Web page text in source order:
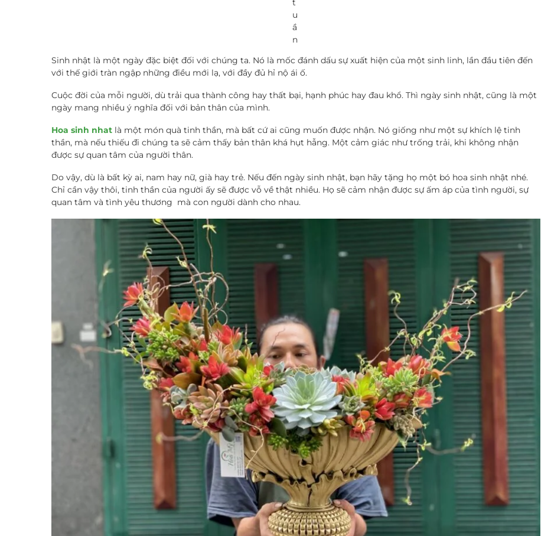
t
u
ầ
n
Sinh nhật là một ngày đặc biệt đối với chúng ta. Nó là mốc đánh dấu sự xuất hiện của một sinh linh, lần đầu tiên đến
với thế giới tràn ngập những điều mới lạ, với đầy đủ hỉ nộ ái ố.
Cuộc đời của mỗi người, dù trải qua thành công hay thất bại, hạnh phúc hay đau khổ. Thì ngày sinh nhật, cũng là một
ngày mang nhiều ý nghĩa đối với bản thân của mình.
Hoa sinh nhat là một món quà tinh thần, mà bất cứ ai cũng muốn được nhận. Nó giống như một sự khích lệ tinh
thần, mà nếu thiếu đi chúng ta sẽ cảm thấy bản thân khá hụt hẫng. Một cảm giác như trống trải, khi không nhận
được sự quan tâm của người thân.
Do vậy, dù là bất kỳ ai, nam hay nữ, già hay trẻ. Nếu đến ngày sinh nhật, bạn hãy tặng họ một bó hoa sinh nhật nhé.
Chỉ cần vậy thôi, tinh thần của người ấy sẽ được vỗ về thật nhiều. Họ sẽ cảm nhận được sự ấm áp của tình người, sự
quan tâm và tình yêu thương mà con người dành cho nhau.